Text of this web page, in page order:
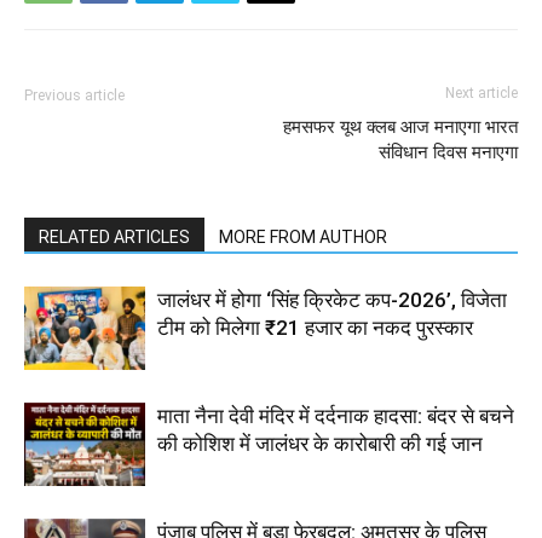
Previous article Next article
हमसफर यूथ क्लब आज मनाएगा भारत
संविधान दिवस मनाएगा
RELATED ARTICLES MORE FROM AUTHOR
जालंधर में होगा ‘सिंह क्रिकेट कप-2026’, विजेता
टीम को मिलेगा ₹21 हजार का नकद पुरस्कार
माता नैना देवी मंदिर में दर्दनाक हादसा: बंदर से बचने
की कोशिश में जालंधर के कारोबारी की गई जान
पंजाब पुलिस में बड़ा फेरबदल: अमृतसर के पुलिस